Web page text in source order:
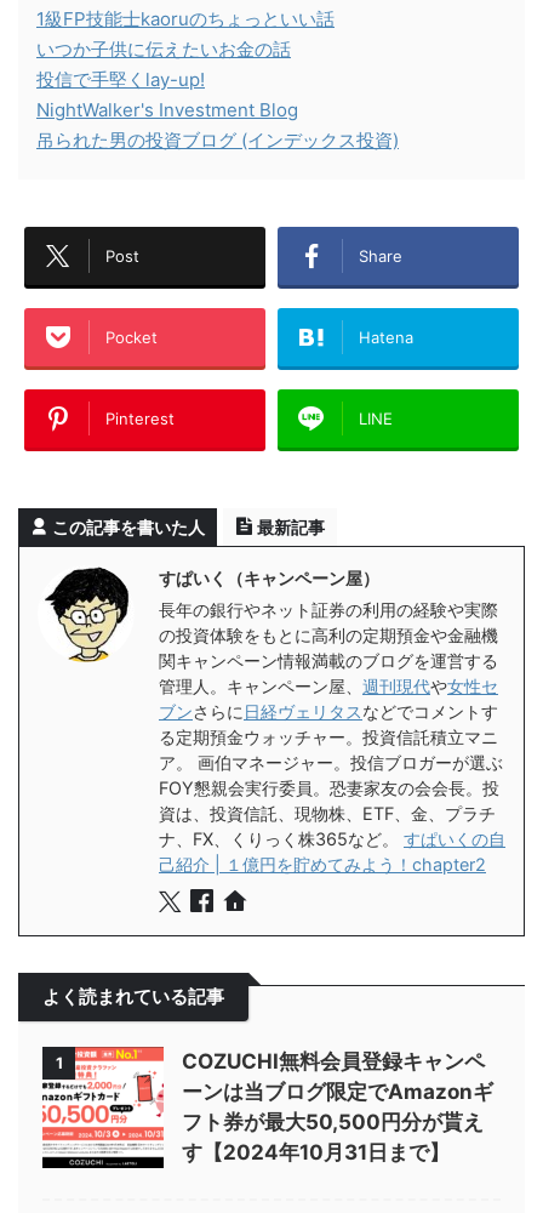
1級FP技能士kaoruのちょっといい話
いつか子供に伝えたいお金の話
投信で手堅くlay-up!
NightWalker's Investment Blog
吊られた男の投資ブログ (インデックス投資)
Post Share
Pocket Hatena
Pinterest LINE
この記事を書いた人 最新記事
すぱいく（キャンペーン屋）
長年の銀行やネット証券の利用の経験や実際
の投資体験をもとに高利の定期預金や金融機
関キャンペーン情報満載のブログを運営する
管理人。キャンペーン屋、 週刊現代や女性セ
ブンさらに 日経ヴェリタスなどでコメントす
る定期預金ウォッチャー。投資信託積立マニ
ア。 画伯マネージャー。投信ブロガーが選ぶ
FOY懇親会実行委員。恐妻家友の会会長。投
資は、投資信託、現物株、ETF、金、プラチ
ナ、FX、くりっく株365など。 すぱいくの自
己紹介 | １億円を貯めてみよう！chapter2
よく読まれている記事
1
COZUCHI無料会員登録キャンペ
ーンは当ブログ限定でAmazonギ
フト券が最大50,500円分が貰え
す【2024年10月31日まで】